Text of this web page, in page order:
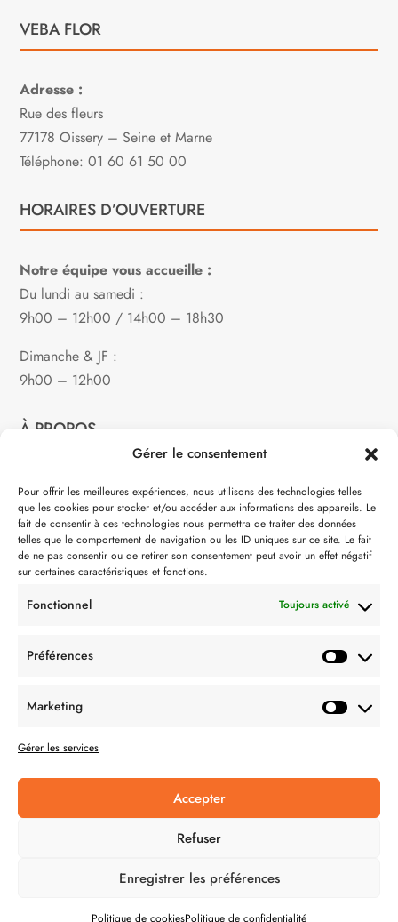
Gérer le consentement
Pour offrir les meilleures expériences, nous utilisons des technologies telles
que les cookies pour stocker et/ou accéder aux informations des appareils. Le
fait de consentir à ces technologies nous permettra de traiter des données
telles que le comportement de navigation ou les ID uniques sur ce site. Le fait
de ne pas consentir ou de retirer son consentement peut avoir un effet négatif
sur certaines caractéristiques et fonctions.
Fonctionnel Toujours activé
Préférences
Marketing
Gérer les services
Accepter
Refuser
Enregistrer les préférences
Politique de cookiesPolitique de confidentialité
VEBA FLOR
Adresse :
Rue des fleurs
77178 Oissery – Seine et Marne
Téléphone: 01 60 61 50 00
HORAIRES D’OUVERTURE
Notre équipe vous accueille :
Du lundi au samedi :
9h00 – 12h00 / 14h00 – 18h30
Dimanche & JF :
9h00 – 12h00
À PROPOS
Notre philosophie
Contact
Partenaire de:
CONDITION GÉNÉRALES DE VENTES
POLITIQUE DE CONFIDENTIALITÉ